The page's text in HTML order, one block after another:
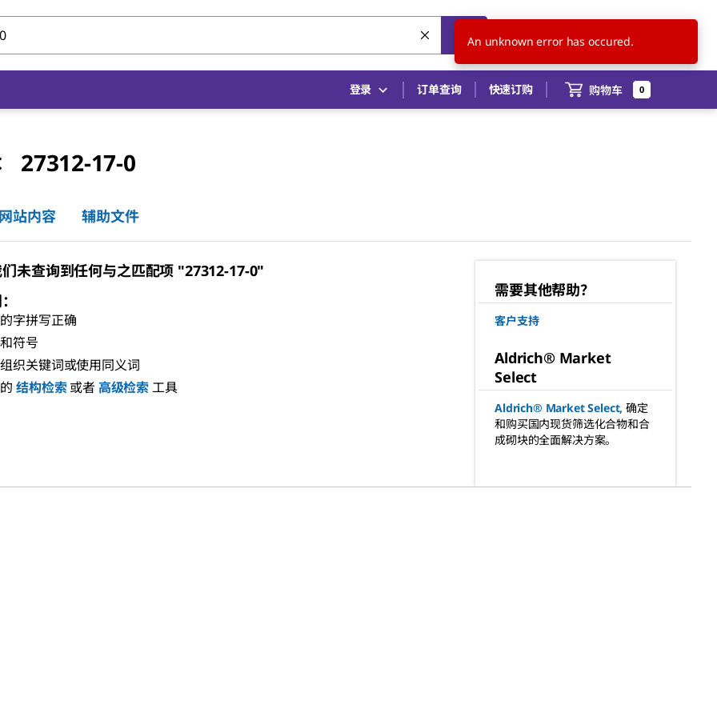
CN ZH
登录 订单查询 快速订购 购物车 0
27312-17-0
网站内容 辅助文件
未查询到任何与之匹配项 "27312-17-0"
字拼写正确
符号
织关键词或使用同义词
结构检索 或者高级检索工具
需要其他帮助？
客户支持
Aldrich® Market
Select
Aldrich® Market Select, 确定
和购买国内现货筛选化合物和合
成砌块的全面解决方案。
An unknown error has occured.